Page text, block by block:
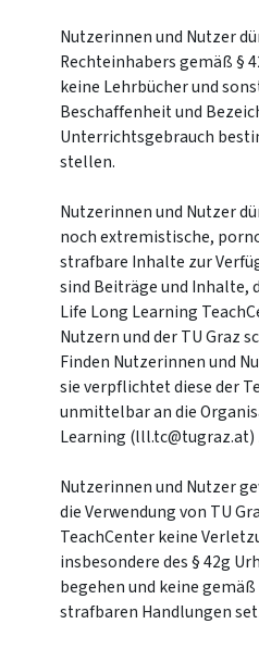
Nutzerinnen und Nutzer
Rechteinhabers gemäß §
keine Lehrbücher und
Beschaffenheit und
Unterrichtsgebrauch
stellen.
Nutzerinnen und Nutzer
noch extremistische,
strafbare Inhalte zur
sind Beiträge und Inhalte,
Life Long Learning
Nutzern und der TU Graz
Finden Nutzerinnen und
sie verpflichtet diese der
unmittelbar an die
Learning (lll.tc@tugraz.at)
Nutzerinnen und Nutzer
die Verwendung von TU
TeachCenter keine
insbesondere des § 42g
begehen und keine
strafbaren Handlungen